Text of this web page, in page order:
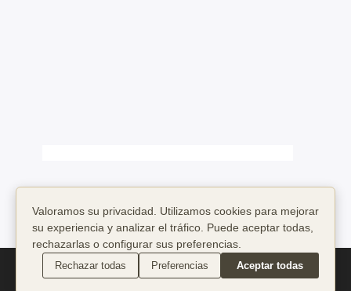
Copyright 2014 © Empresas de Servicios
Valoramos su privacidad. Utilizamos cookies para mejorar
su experiencia y analizar el tráfico. Puede aceptar todas,
rechazarlas o configurar sus preferencias.
Rechazar todas Preferencias Aceptar todas